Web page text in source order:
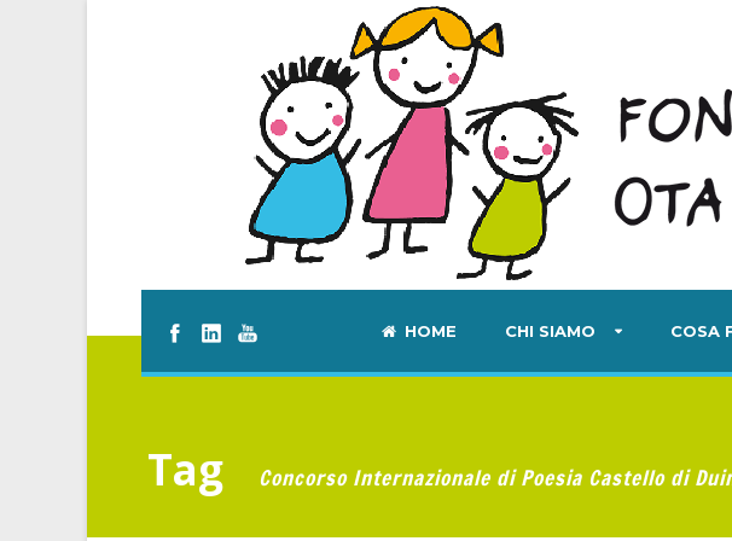
HOME CHI SIAMO COSA
Tag Concorso Internazionale di Poesia Castello di